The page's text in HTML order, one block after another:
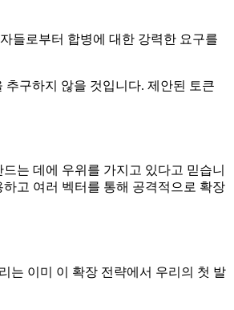
들로부터 합병에 대한 강력한 요구를
구하지 않을 것입니다. 제안된 토큰
드는 데에 우위를 가지고 있다고 믿습니
고 여러 벡터를 통해 공격적으로 확장
는 이미 이 확장 전략에서 우리의 첫 발